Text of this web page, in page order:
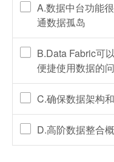
A.数据中台功能
通数据孤岛
B.Data Fabric可
便捷使用数据的
C.确保数据架构
D.高阶数据整合